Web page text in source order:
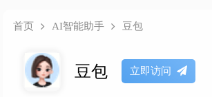
首页 AI智能助手 豆包
豆包 立即访问